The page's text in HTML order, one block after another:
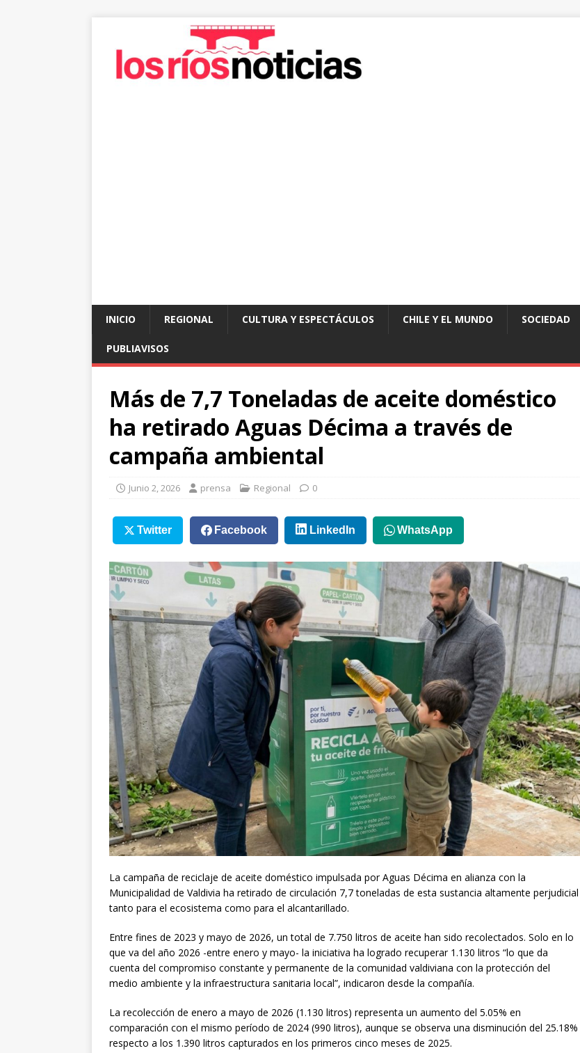
INICIO REGIONAL CULTURA Y ESPECTÁCULOS CHILE Y EL MUNDO SOCIEDAD
PUBLIAVISOS
Más de 7,7 Toneladas de aceite doméstico
ha retirado Aguas Décima a través de
campaña ambiental
Junio 2, 2026 prensa Regional 0
Twitter Facebook LinkedIn WhatsApp
La campaña de reciclaje de aceite doméstico impulsada por Aguas Décima en alianza con la
Municipalidad de Valdivia ha retirado de circulación 7,7 toneladas de esta sustancia altamente perjudicial
tanto para el ecosistema como para el alcantarillado.
Entre fines de 2023 y mayo de 2026, un total de 7.750 litros de aceite han sido recolectados. Solo en lo
que va del año 2026 -entre enero y mayo- la iniciativa ha logrado recuperar 1.130 litros “lo que da
cuenta del compromiso constante y permanente de la comunidad valdiviana con la protección del
medio ambiente y la infraestructura sanitaria local”, indicaron desde la compañía.
La recolección de enero a mayo de 2026 (1.130 litros) representa un aumento del 5.05% en
comparación con el mismo período de 2024 (990 litros), aunque se observa una disminución del 25.18%
respecto a los 1.390 litros capturados en los primeros cinco meses de 2025.